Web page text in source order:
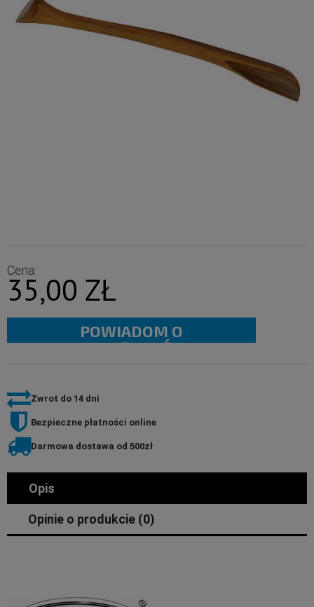
Cena:
35,00 ZŁ
POWIADOM O
DOSTĘPNOŚCI
Zwrot do 14 dni
Bezpieczne płatności online
Darmowa dostawa od 500zł
Opis
Opinie o produkcie (0)